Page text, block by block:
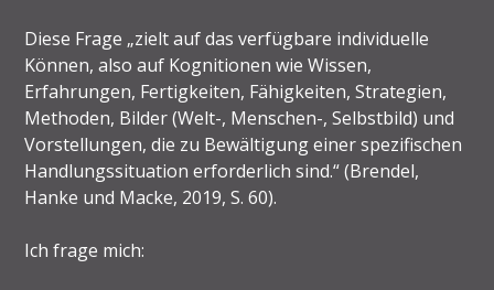
Diese Frage „zielt auf das verfügbare individuelle
Können, also auf Kognitionen wie Wissen,
Erfahrungen, Fertigkeiten, Fähigkeiten, Strategien,
Methoden, Bilder (Welt-, Menschen-, Selbstbild) und
Vorstellungen, die zu Bewältigung einer spezifischen
Handlungssituation erforderlich sind.“ (Brendel,
Hanke und Macke, 2019, S. 60).
Ich frage mich: